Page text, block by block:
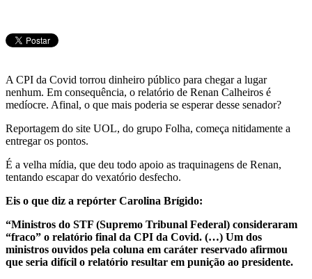
A CPI da Covid torrou dinheiro público para chegar a lugar
nenhum. Em consequência, o relatório de Renan Calheiros é
medíocre. Afinal, o que mais poderia se esperar desse senador?
Reportagem do site UOL, do grupo Folha, começa nitidamente a
entregar os pontos.
É a velha mídia, que deu todo apoio as traquinagens de Renan,
tentando escapar do vexatório desfecho.
Eis o que diz a repórter Carolina Brígido:
“Ministros do STF (Supremo Tribunal Federal) consideraram
“fraco” o relatório final da CPI da Covid. (…) Um dos
ministros ouvidos pela coluna em caráter reservado afirmou
que seria difícil o relatório resultar em punição ao presidente.